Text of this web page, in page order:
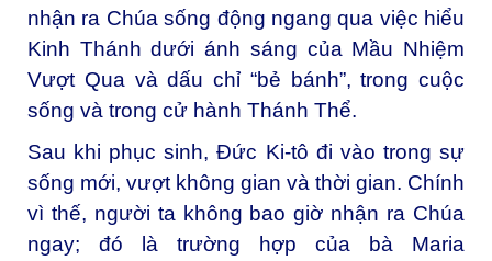
nhận ra Chúa sống động ngang qua việc hiểu
Kinh Thánh dưới ánh sáng của Mầu Nhiệm
Vượt Qua và dấu chỉ “bẻ bánh”, trong cuộc
sống và trong cử hành Thánh Thể.
Sau khi phục sinh, Đức Ki-tô đi vào trong sự
sống mới, vượt không gian và thời gian. Chính
vì thế, người ta không bao giờ nhận ra Chúa
ngay; đó là trường hợp của bà Maria